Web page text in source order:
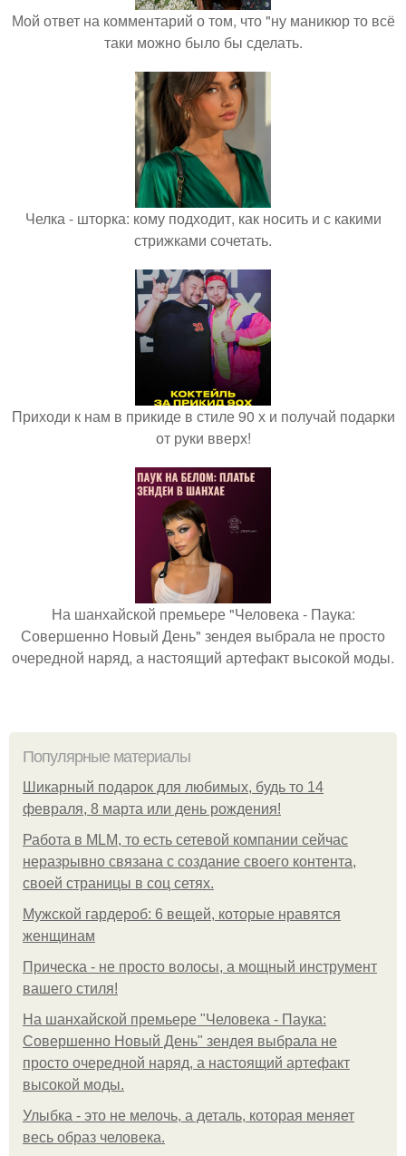
Мой ответ на комментарий о том, что "ну маникюр то всё
таки можно было бы сделать.
Челка - шторка: кому подходит, как носить и с какими
стрижками сочетать.
Приходи к нам в прикиде в стиле 90 х и получай подарки
от руки вверх!
На шанхайской премьере "Человека - Паука:
Совершенно Новый День" зендея выбрала не просто
очередной наряд, а настоящий артефакт высокой моды.
Популярные материалы
Шикарный подарок для любимых, будь то 14
февраля, 8 марта или день рождения!
Работа в MLM, то есть сетевой компании сейчас
неразрывно связана с создание своего контента,
своей страницы в соц сетях.
Мужской гардероб: 6 вещей, которые нравятся
женщинам
Прическа - не просто волосы, а мощный инструмент
вашего стиля!
На шанхайской премьере "Человека - Паука:
Совершенно Новый День" зендея выбрала не
просто очередной наряд, а настоящий артефакт
высокой моды.
Улыбка - это не мелочь, а деталь, которая меняет
весь образ человека.